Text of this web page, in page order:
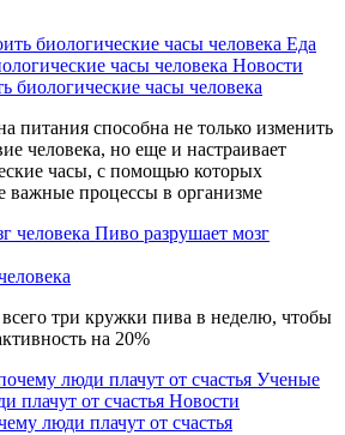
Еда
часы человека Новости
биологические часы человека
питания способна не только изменить
человека, но еще и настраивает
часы, с помощью которых
важные процессы в организме
Пиво разрушает мозг
три кружки пива в неделю, чтобы
на 20%
Ученые
плачут от счастья Новости
люди плачут от счастья